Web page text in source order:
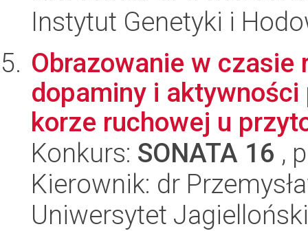
Instytut Genetyki i
Obrazowanie w
dopaminy i
korze ruchowej u
Konkurs: SONATA 16 ,
Kierownik: dr
Uniwersytet